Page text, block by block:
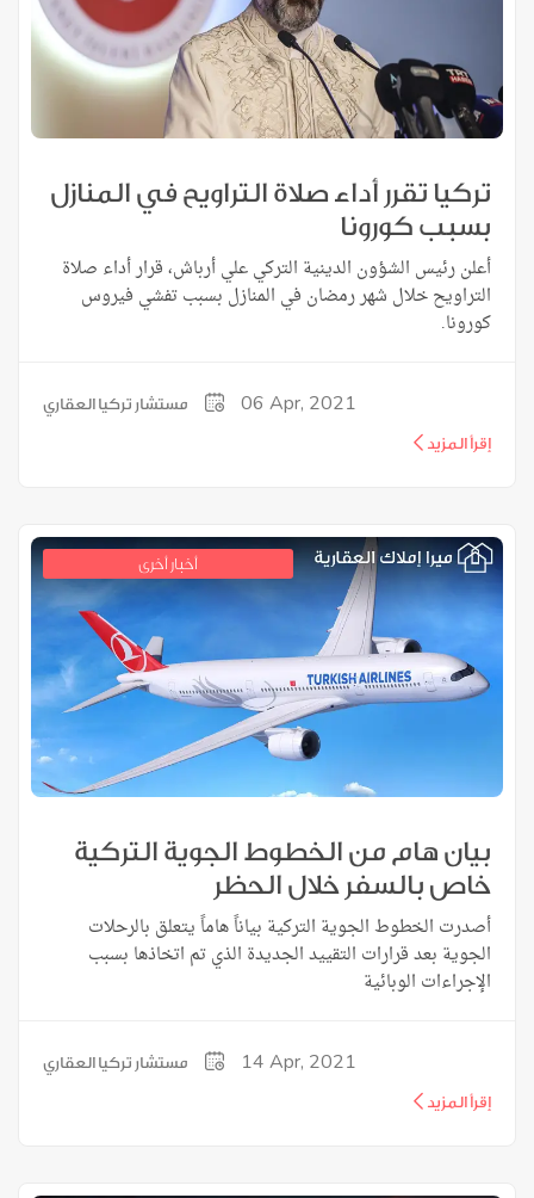
تركيا تقرر أداء صلاة التراويح في المنازل
بسبب كورونا
أعلن رئيس الشؤون الدينية التركي علي أرباش، قرار أداء صلاة
التراويح خلال شهر رمضان في المنازل بسبب تفشي فيروس
كورونا.
مستشار تركيا العقاري 06 Apr, 2021
إقرأ المزيد
أخبار أخرى
بيان هام من الخطوط الجوية التركية
خاص بالسفر خلال الحظر
أصدرت الخطوط الجوية التركية بياناً هاماً يتعلق بالرحلات
الجوية بعد قرارات التقييد الجديدة الذي تم اتخاذها بسبب
الإجراءات الوبائية
مستشار تركيا العقاري 14 Apr, 2021
إقرأ المزيد